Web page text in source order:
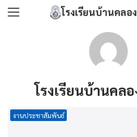
Skip
โรงเรียนบ้านคลอ
กันการทุจริต
ลยีสารสนเทศ
โรงเรียนบ้านคล
งานประชาสัมพันธ์